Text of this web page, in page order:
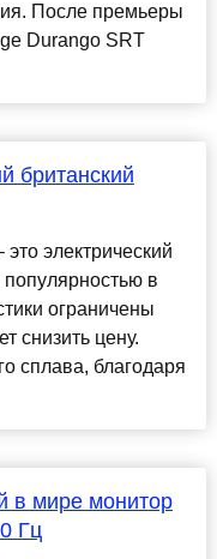
После премьеры
Durango SRT
британский
электрический
популярностью в
ограничены
снизить цену.
сплава, благодаря
в мире монитор
Гц